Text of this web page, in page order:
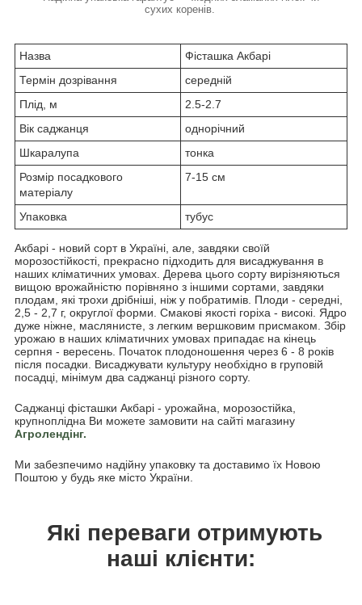
сухих коренів.
Назва
Фісташка Акбарі
Термін дозрівання
середній
Плід, м
2.5-2.7
Вік саджанця
однорічний
Шкаралупа
тонка
Розмір посадкового
матеріалу
7-15 см
Упаковка тубус
Акбарі - новий сорт в Україні, але, завдяки своїй
морозостійкості, прекрасно підходить для висаджування в
наших кліматичних умовах. Дерева цього сорту вирізняються
вищою врожайністю порівняно з іншими сортами, завдяки
плодам, які трохи дрібніші, ніж у побратимів. Плоди - середні,
2,5 - 2,7 г, округлої форми. Смакові якості горіха - високі. Ядро
дуже ніжне, маслянисте, з легким вершковим присмаком. Збір
урожаю в наших кліматичних умовах припадає на кінець
серпня - вересень. Початок плодоношення через 6 - 8 років
після посадки. Висаджувати культуру необхідно в груповій
посадці, мінімум два саджанці різного сорту.
Саджанці фісташки Акбарі - урожайна, морозостійка,
крупноплідна Ви можете замовити на сайті магазину
Агролендінг.
Ми забезпечимо надійну упаковку та доставимо їх Новою
Поштою у будь яке місто України.
Які переваги отримують
наші клієнти: